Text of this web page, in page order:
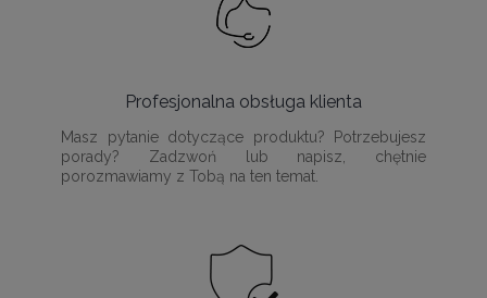
Profesjonalna obsługa klienta
Masz pytanie dotyczące produktu? Potrzebujesz
porady? Zadzwoń lub napisz, chętnie
porozmawiamy z Tobą na ten temat.